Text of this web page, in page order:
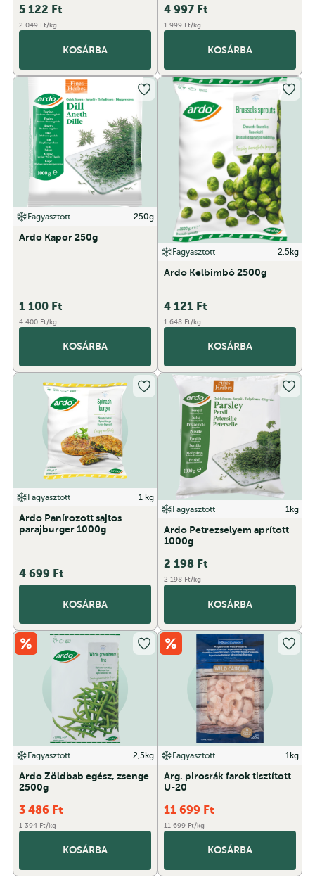
5 122 Ft
2 049 Ft/kg
KOSÁRBA
4 997 Ft
1 999 Ft/kg
KOSÁRBA
Fagyasztott 250g
Ardo Kapor 250g
1 100 Ft
4 400 Ft/kg
KOSÁRBA
Fagyasztott 2,5kg
Ardo Kelbimbó 2500g
4 121 Ft
1 648 Ft/kg
KOSÁRBA
Fagyasztott 1 kg
Ardo Panírozott sajtos
parajburger 1000g
4 699 Ft
KOSÁRBA
Fagyasztott 1kg
Ardo Petrezselyem aprított
1000g
2 198 Ft
2 198 Ft/kg
KOSÁRBA
Fagyasztott 2,5kg
Ardo Zöldbab egész, zsenge
2500g
3 486 Ft
1 394 Ft/kg
KOSÁRBA
Fagyasztott 1kg
Arg. pirosrák farok tisztított
U-20
11 699 Ft
11 699 Ft/kg
KOSÁRBA